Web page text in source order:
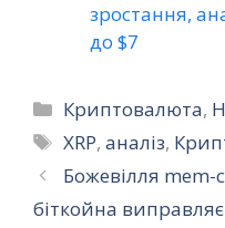
зростання,
до $7
Категорії
Криптовалюта,
Позначки
XRP,аналіз,
Божевілля mem-
біткойна